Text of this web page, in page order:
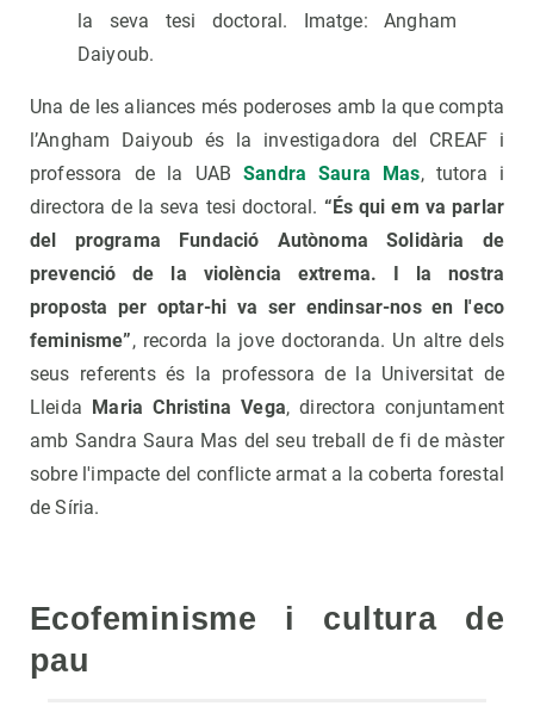
la seva tesi doctoral. Imatge: Angham
Daiyoub.
Una de les aliances més poderoses amb la que compta
l’Angham Daiyoub és la investigadora del CREAF i
professora de la UABSandra Saura Mas, tutora i
directora de la seva tesi doctoral. “És qui em va parlar
del programa Fundació Autònoma Solidària de
prevenció de la violència extrema. I la nostra
proposta per optar-hi va ser endinsar-nos en l'eco
feminisme”, recorda la jove doctoranda. Un altre dels
seus referents és la professora de la Universitat de
Lleida Maria Christina Vega, directora conjuntament
amb Sandra Saura Mas del seu treball de fi de màster
sobre l'impacte del conflicte armat a la coberta forestal
de Síria.
Ecofeminisme i cultura de
pau